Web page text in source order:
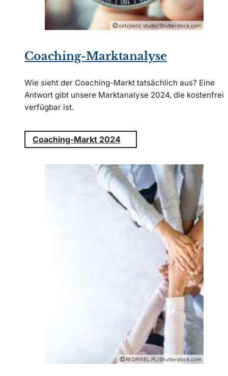
©oatzpenz studio/Shutterstock.com
Coaching-Marktanalyse
Wie sieht der Coaching-Markt tatsächlich aus? Eine
Antwort gibt unsere Marktanalyse 2024, die kostenfrei
verfügbar ist.
Coaching-Markt 2024
©REDPIXEL.PL/Shutterstock.com